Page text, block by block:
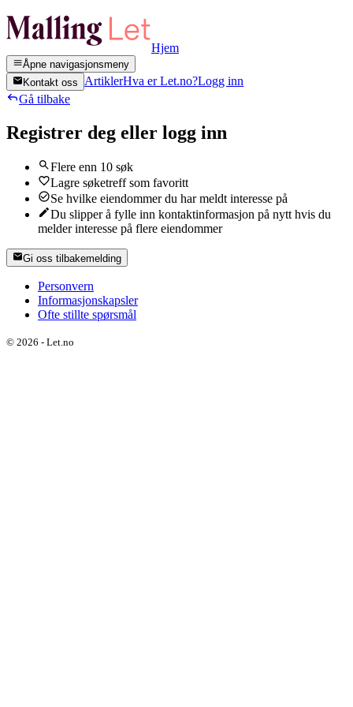
Hjem
Åpne navigasjonsmeny
Kontakt oss
ArtiklerHva er Let.no?Logg inn
Gå tilbake
Registrer deg eller logg inn
Flere enn 10 søk
Lagre søketreff som favoritt
Se hvilke eiendommer du har meldt interesse på
Du slipper å fylle inn kontaktinformasjon på nytt hvis du
melder interesse på flere eiendommer
Gi oss tilbakemelding
Personvern
Informasjonskapsler
Ofte stillte spørsmål
© 2026 - Let.no